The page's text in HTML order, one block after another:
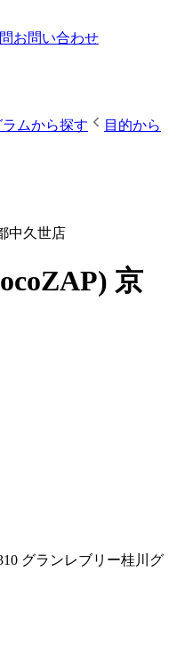
お問い合わせ
ムから探す
目的から
中久世店
京
グランレブリー桂川グ